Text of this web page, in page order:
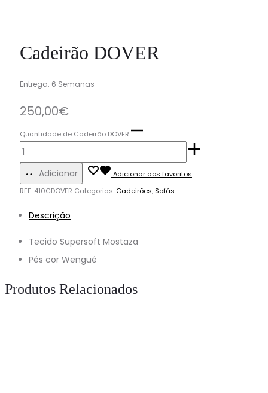
Cadeirão DOVER
Entrega: 6 Semanas
250,00€
Quantidade de Cadeirão DOVER
Adicionar
Adicionar aos favoritos
REF: 410CDOVER Categorias: Cadeirões, Sofás
Descrição
Tecido Supersoft Mostaza
Pés cor Wengué
Produtos Relacionados